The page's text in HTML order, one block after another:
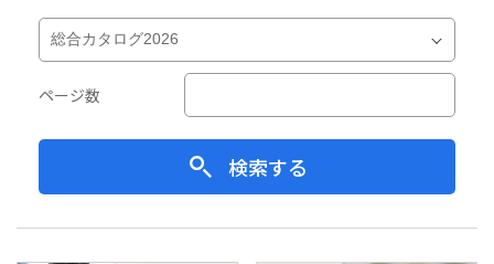
ページ数
検索する